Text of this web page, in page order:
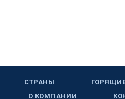
СТРАНЫ
О КОМПАНИИ